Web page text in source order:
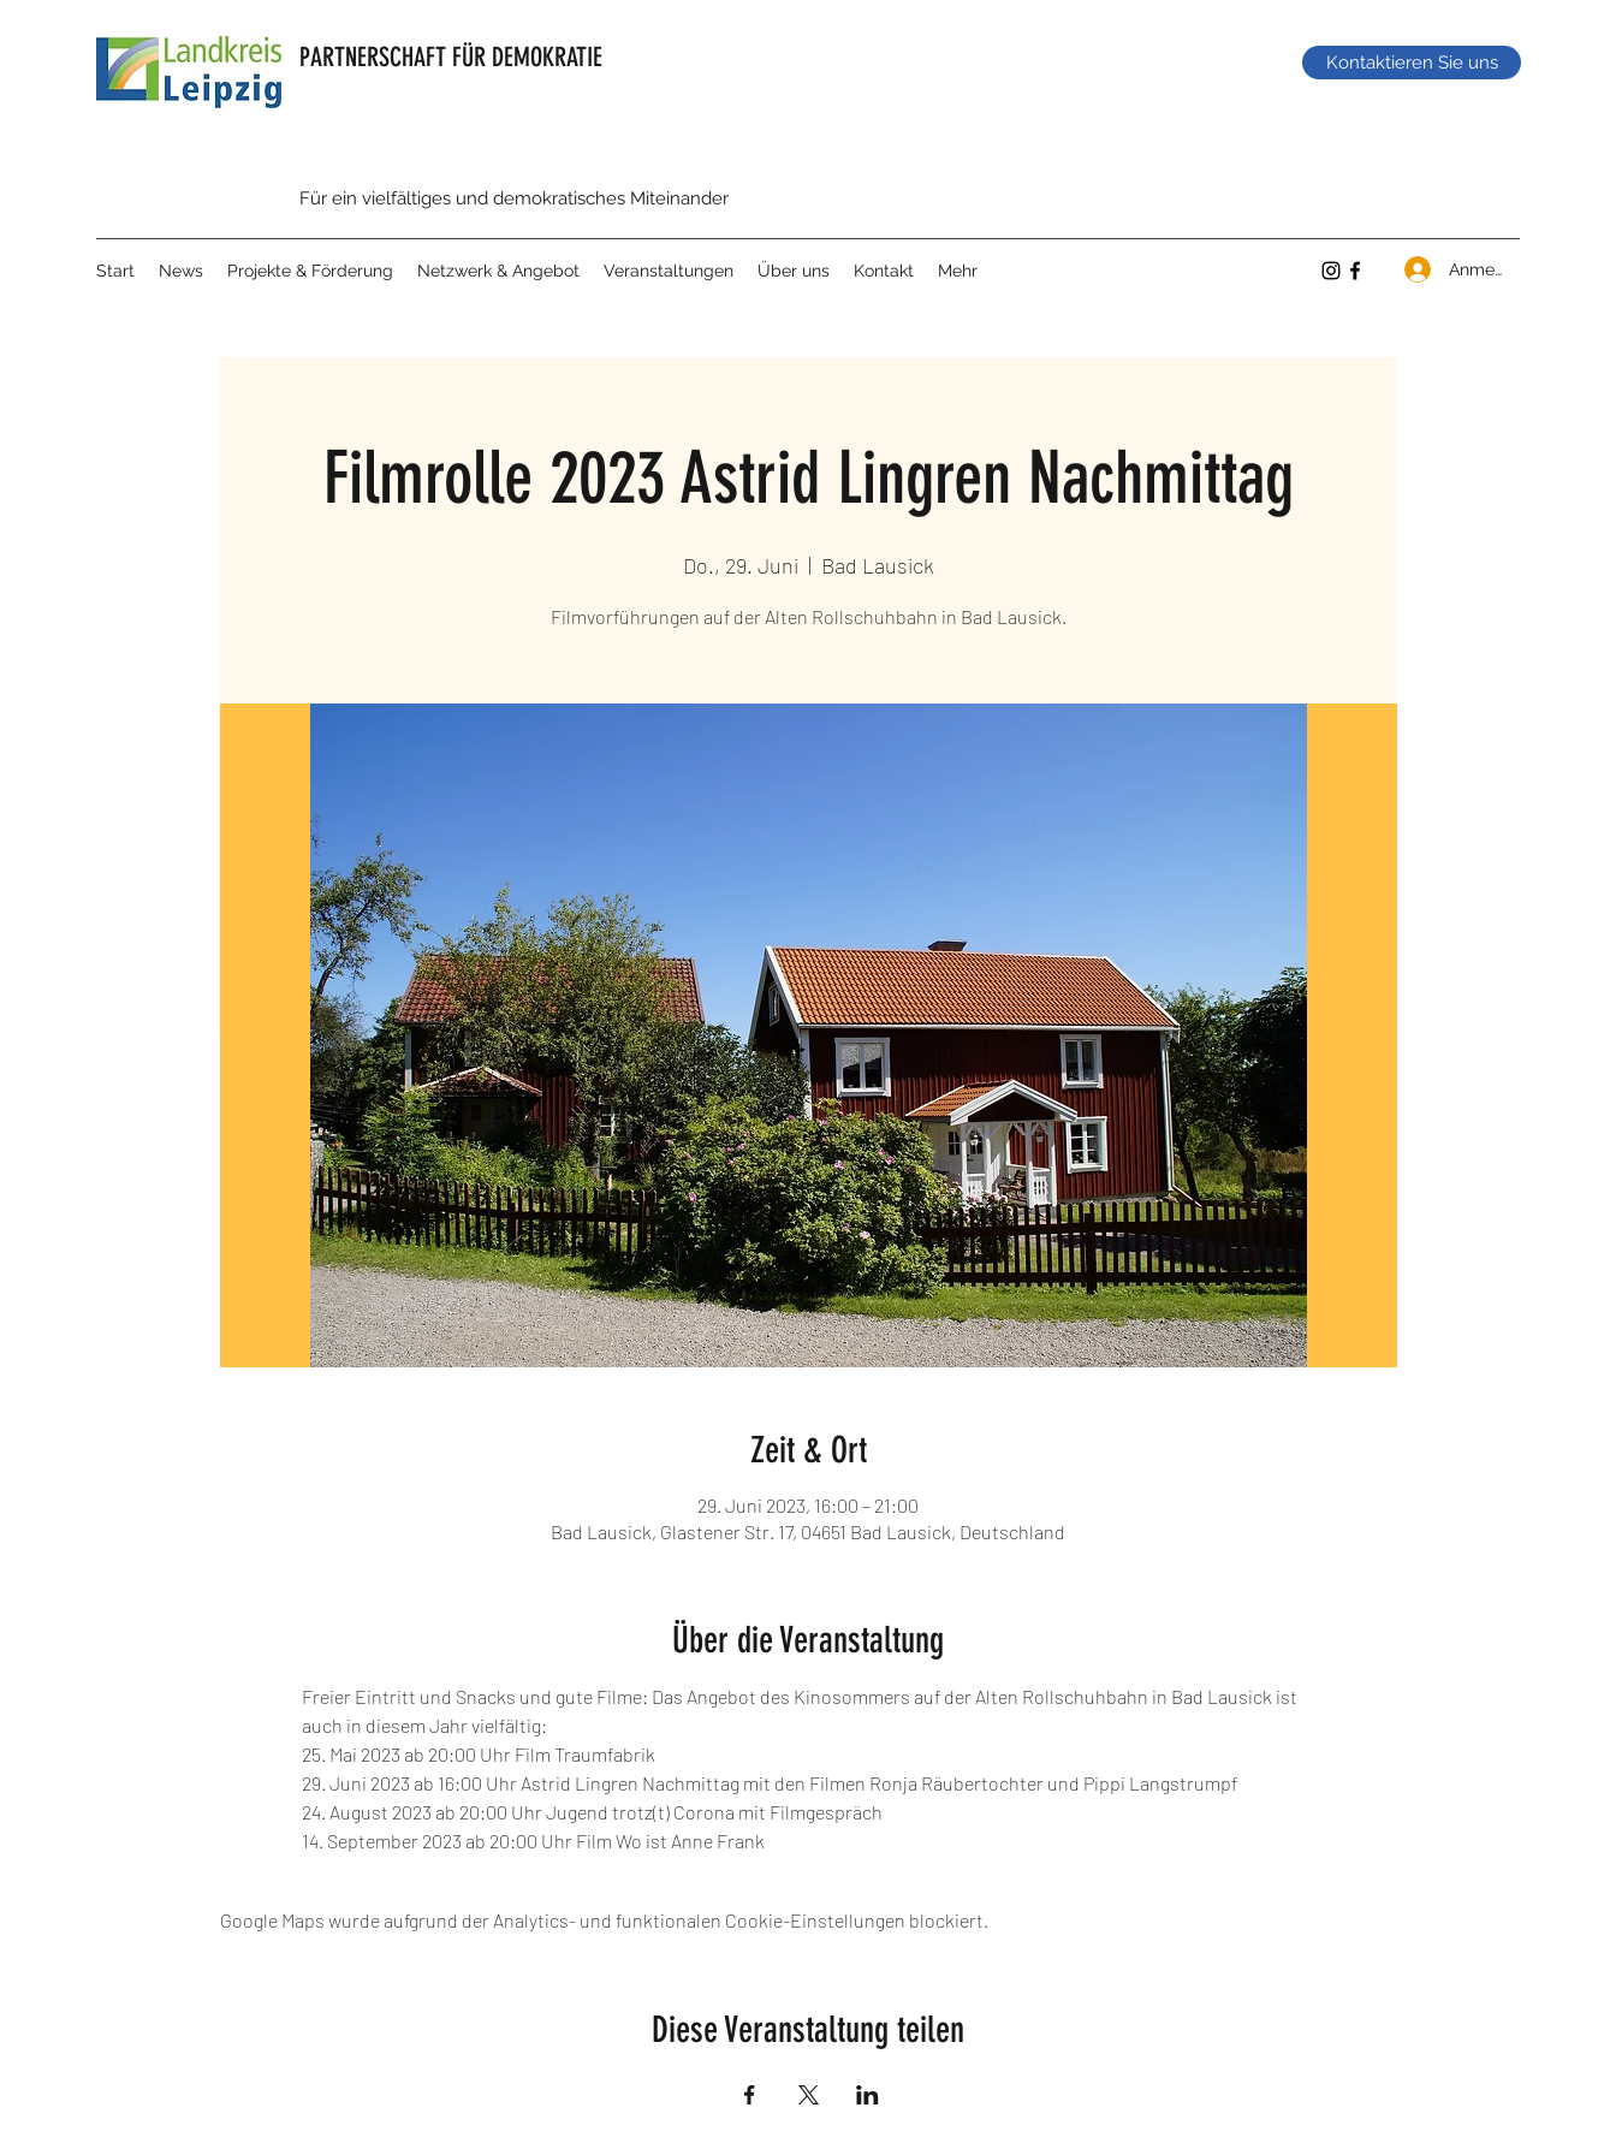
PARTNERSCHAFT FÜR DEMOKRATIE
Für ein vielfältiges und demokratisches Miteinander
Kontaktieren Sie uns
Start News Projekte & Förderung Netzwerk & Angebot Veranstaltungen Über uns Kontakt Mehr Anmelden
Filmrolle 2023 Astrid Lingren Nachmittag
Do., 29. Juni
  |
Bad Lausick
Filmvorführungen auf der Alten Rollschuhbahn in Bad Lausick.
Zeit & Ort
29. Juni 2023, 16:00 – 21:00
Bad Lausick, Glastener Str. 17, 04651 Bad Lausick, Deutschland
Über die Veranstaltung
Freier Eintritt und Snacks und gute Filme: Das Angebot des Kinosommers auf der Alten Rollschuhbahn in Bad Lausick ist
auch in diesem Jahr vielfältig:
25. Mai 2023 ab 20:00 Uhr Film Traumfabrik
29. Juni 2023 ab 16:00 Uhr Astrid Lingren Nachmittag mit den Filmen Ronja Räubertochter und Pippi Langstrumpf
24. August 2023 ab 20:00 Uhr Jugend trotz(t) Corona mit Filmgespräch
14. September 2023 ab 20:00 Uhr Film Wo ist Anne Frank
Google Maps wurde aufgrund der Analytics- und funktionalen Cookie-Einstellungen blockiert.
Diese Veranstaltung teilen